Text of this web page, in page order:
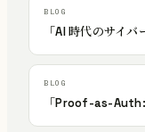
「AI 時代のサイ
「Proof-as-Auth: